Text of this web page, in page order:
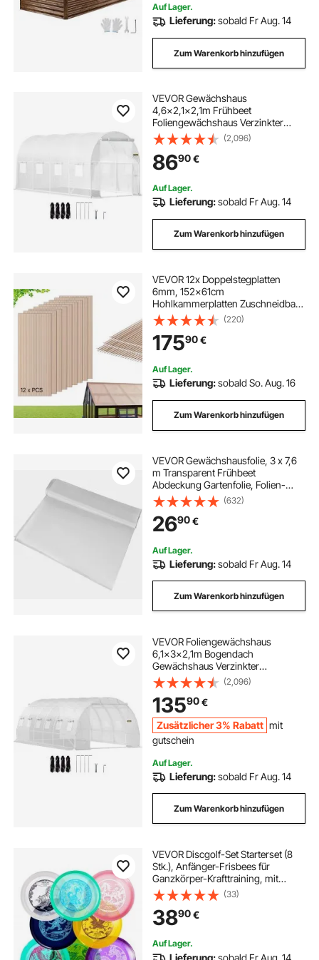
Auf Lager.
Lieferung:sobald Fr Aug. 14
Zum Warenkorb hinzufügen
VEVOR Gewächshaus
4,6x2,1x2,1m Frühbeet
Foliengewächshaus Verzinkter
Stahlrahmen und PE Abdeckung
Treibhaus Wasserdicht und UV-
beständig Tomatengewächshaus
Ideal für Anbau von Gemüse
Blumen
(2,096)
8690€
Auf Lager.
Lieferung:sobald Fr Aug. 14
Zum Warenkorb hinzufügen
VEVOR 12x Doppelstegplatten
6mm, 152x61cm
Hohlkammerplatten Zuschneidbar,
Polycarbonatplatten UV-beständig,
Gewächshausplatten Wetterfest,
Ersatzplatten für Gewächshäuser
Frühbeete Carports & Dachbau
(220)
17590€
Auf Lager.
Lieferung:sobald So. Aug. 16
Zum Warenkorb hinzufügen
VEVOR Gewächshausfolie, 3 x 7,6
m Transparent Frühbeet
Abdeckung Gartenfolie, Folien-
Stärke 0,15 mm Gewächshaus PE
Gewächshausplane Treibhausfolie
PE Gewächshausfolie,
Gewächshausfolie Treibhaus Folie
(632)
2690€
Auf Lager.
Lieferung:sobald Fr Aug. 14
Zum Warenkorb hinzufügen
VEVOR Foliengewächshaus
6,1x3x2,1m Bogendach
Gewächshaus Verzinkter
Stahlrahmen 140 g/cm³ PE Mobiles
Treibhaus Wasserdicht und UV-
Beständig Frühbeet Geeignet für
Anbau von Gemüse Blumen
Pflanzen
(2,096)
13590€
Zusätzlicher 3% Rabatt mit
gutschein
Auf Lager.
Lieferung:sobald Fr Aug. 14
Zum Warenkorb hinzufügen
VEVOR Discgolf-Set Starterset (8
Stk.), Anfänger-Frisbees für
Ganzkörper-Krafttraining, mit
Putter, Mid-Range, Driver, für
Garten Rasen Strand Park im Freien
(33)
3890€
Auf Lager.
Lieferung:sobald Fr Aug. 14